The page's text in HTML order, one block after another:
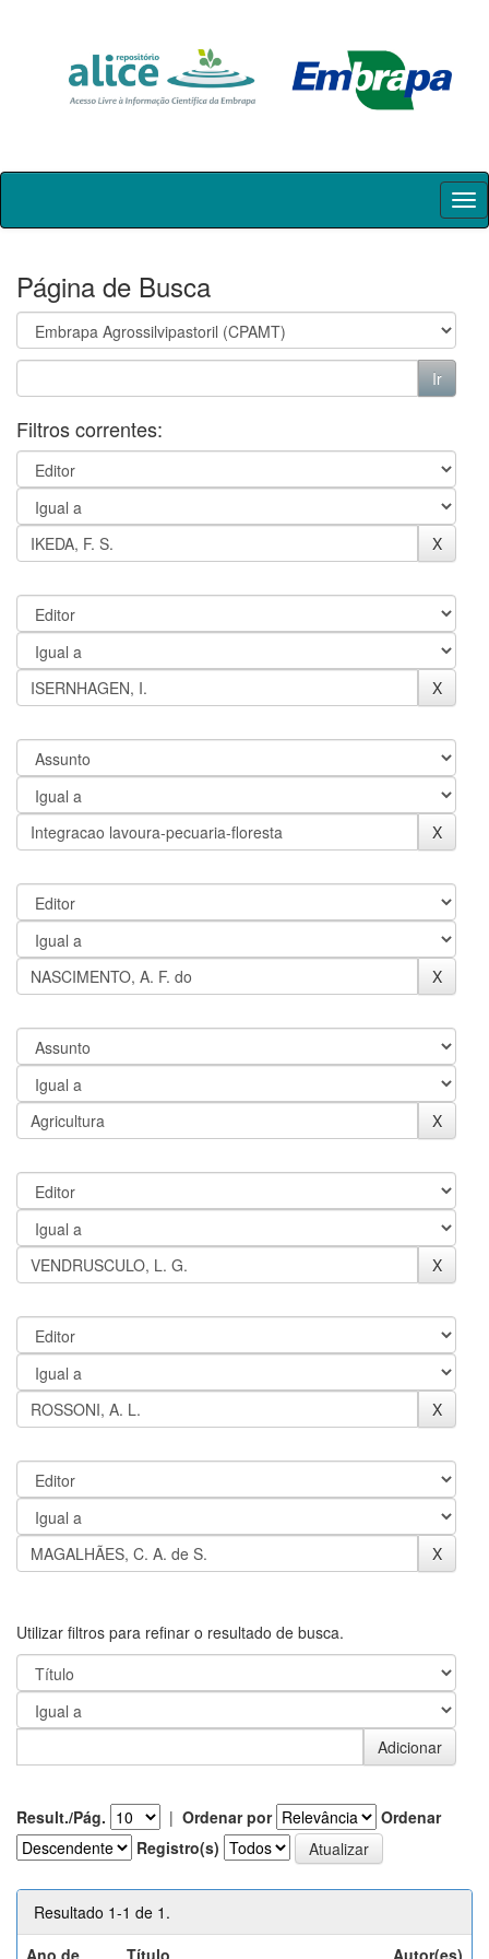
Skip
Página de Busca
Filtros correntes:
Utilizar filtros para refinar o resultado de busca.
Result./Pág. | Ordenar por
Ordenar
Registro(s)
Resultado 1-1 de 1.
Ano de
Título Autor(es)